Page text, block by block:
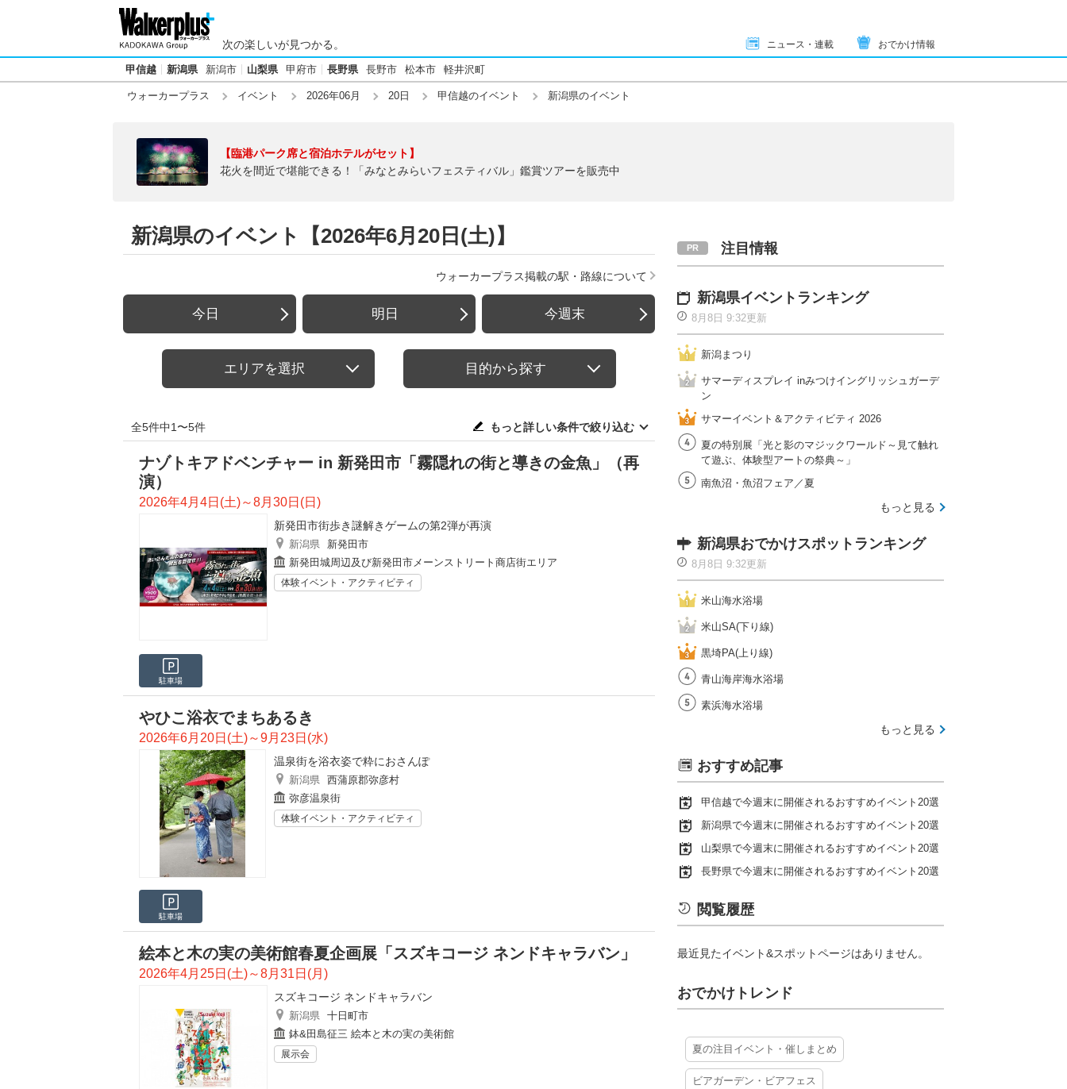
次の楽しいが見つかる。 ニュース・連載 おでかけ情報
甲信越 新潟県 新潟市 山梨県 甲府市 長野県 長野市 松本市 軽井沢町
ウォーカープラス イベント 2026年06月 20日 甲信越のイベント 新潟県のイベント
【臨港パーク席と宿泊ホテルがセット】
花火を間近で堪能できる！「みなとみらいフェスティバル」鑑賞ツアーを販売中
新潟県のイベント【2026年6月20日(土)】
ウォーカープラス掲載の駅・路線について
今日 明日 今週末
エリアを選択 目的から探す
全5件中1〜5件 もっと詳しい条件で絞り込む
ナゾトキアドベンチャー in 新発田市「霧隠れの街と導きの金魚」（再
演）
2026年4月4日(土)～8月30日(日)
新発田市街歩き謎解きゲームの第2弾が再演
新潟県
新発田市
新発田城周辺及び新発田市メーンストリート商店街エリア
体験イベント・アクティビティ
駐車場
やひこ浴衣でまちあるき
2026年6月20日(土)～9月23日(水)
温泉街を浴衣姿で粋におさんぽ
新潟県 西蒲原郡弥彦村
弥彦温泉街
体験イベント・アクティビティ
駐車場
絵本と木の実の美術館春夏企画展「スズキコージ ネンドキャラバン」
2026年4月25日(土)～8月31日(月)
スズキコージ ネンドキャラバン
新潟県 十日町市
鉢&田島征三 絵本と木の実の美術館
展示会
注目情報
新潟県イベントランキング
8月8日 9:32更新
新潟まつり
サマーディスプレイ inみつけイングリッシュガーデ
ン
サマーイベント＆アクティビティ 2026
夏の特別展「光と影のマジックワールド～見て触れ
て遊ぶ、体験型アートの祭典～」
南魚沼・魚沼フェア／夏
もっと見る
新潟県おでかけスポットランキング
8月8日 9:32更新
米山海水浴場
米山SA(下り線)
黒埼PA(上り線)
青山海岸海水浴場
素浜海水浴場
もっと見る
おすすめ記事
甲信越で今週末に開催されるおすすめイベント20選
新潟県で今週末に開催されるおすすめイベント20選
山梨県で今週末に開催されるおすすめイベント20選
長野県で今週末に開催されるおすすめイベント20選
閲覧履歴
最近見たイベント&スポットページはありません。
おでかけトレンド
夏の注目イベント・催しまとめ
ビアガーデン・ビアフェス